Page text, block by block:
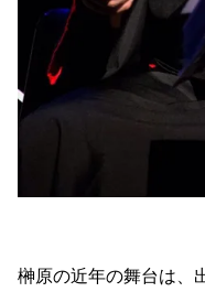
榊原の近年の舞台は、